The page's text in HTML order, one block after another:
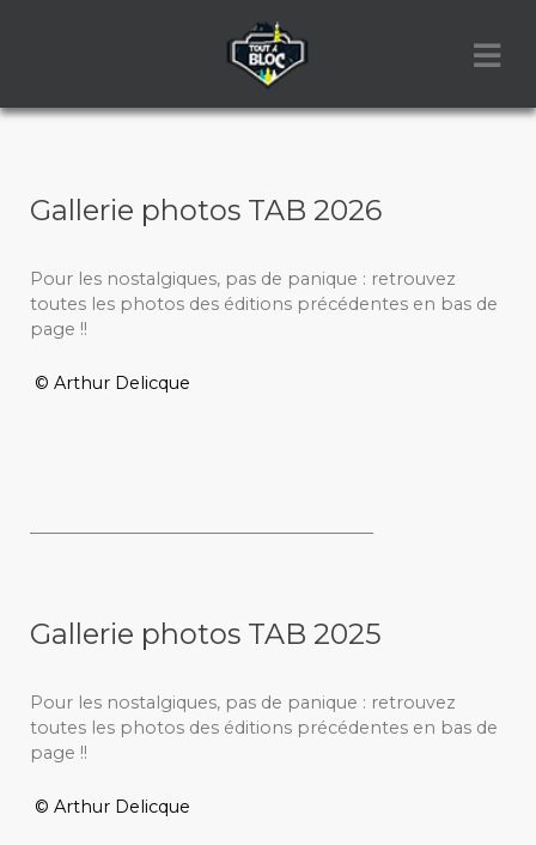
Gallerie photos TAB 2026
Pour les nostalgiques, pas de panique : retrouvez
toutes les photos des éditions précédentes en bas de
page !!
© Arthur Delicque
Gallerie photos TAB 2025
Pour les nostalgiques, pas de panique : retrouvez
toutes les photos des éditions précédentes en bas de
page !!
© Arthur Delicque